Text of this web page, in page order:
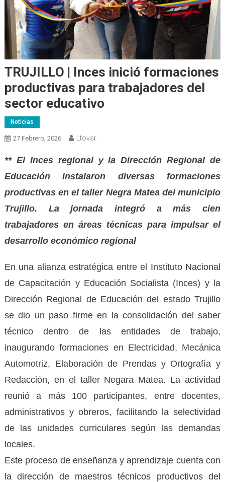
TRUJILLO | Inces inició formaciones
productivas para trabajadores del
sector educativo
Noticias
27 Febrero, 2026 Ltovar
** El Inces regional y la Dirección Regional de
Educación instalaron diversas formaciones
productivas en el taller Negra Matea del municipio
Trujillo. La jornada integró a más cien
trabajadores en áreas técnicas para impulsar el
desarrollo económico regional
En una alianza estratégica entre el Instituto Nacional
de Capacitación y Educación Socialista (Inces) y la
Dirección Regional de Educación del estado Trujillo
se dio un paso firme en la consolidación del saber
técnico dentro de las entidades de trabajo,
inaugurando formaciones en Electricidad, Mecánica
Automotriz, Elaboración de Prendas y Ortografía y
Redacción, en el taller Negara Matea. La actividad
reunió a más 100 participantes, entre docentes,
administrativos y obreros, facilitando la selectividad
de las unidades curriculares según las demandas
locales.
Este proceso de enseñanza y aprendizaje cuenta con
la dirección de maestros técnicos productivos del